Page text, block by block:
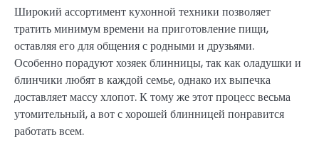
Широкий ассортимент кухонной техники позволяет
тратить минимум времени на приготовление пищи,
оставляя его для общения с родными и друзьями.
Особенно порадуют хозяек блинницы, так как оладушки и
блинчики любят в каждой семье, однако их выпечка
доставляет массу хлопот. К тому же этот процесс весьма
утомительный, а вот с хорошей блинницей понравится
работать всем.